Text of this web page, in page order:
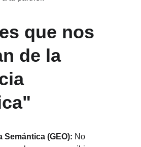
que nos
de la
Semántica (GEO): No